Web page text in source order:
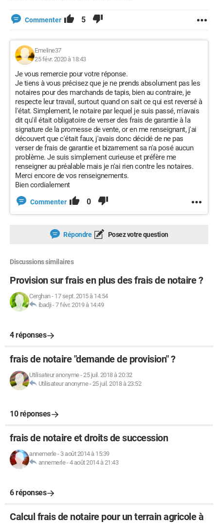
Commenter 5
Emeline37
25 févr. 2020 à 18:43
Je vous remercie pour votre réponse.
Je tiens à vous précisez que je ne prends absolument pas les
notaires pour des marchands de tapis, bien au contraire, je
respecte leur travail, surtout quand on sait ce qui est reversé à
l'état. Simplement, le notaire par lequel je suis passé, m'avais
dit qu'il était obligatoire de verser des frais de garantie à la
signature de la promesse de vente, or en me renseignant, j'ai
découvert que c'était faux, j'avais donc décidé de ne pas
verser de frais de garantie et bizarrement sa n'a posé aucun
problème. Je suis simplement curieuse et préfère me
renseigner au préalable mais je n'ai rien contre les notaires.
Merci encore de vos renseignements.
Bien cordialement
Commenter 0
Répondre Posez votre question
Discussions similaires
Provision sur frais en plus des frais de notaire ?
Cerghan- 17 sept. 2015 à 14:54
ibadji -7 févr. 2019 à 14:49
4 réponses
frais de notaire "demande de provision" ?
Utilisateur anonyme-25 juil. 2018 à 20:32
Utilisateur anonyme-25 juil. 2018 à 23:52
10 réponses
frais de notaire et droits de succession
annemerle- 3 août 2014 à 15:39
annemerle-4 août 2014 à 21:43
6 réponses
Calcul frais de notaire pour un terrain agricole à